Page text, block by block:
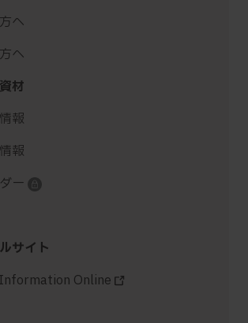
へ
へ
材
報
報
ー
サイト
Online